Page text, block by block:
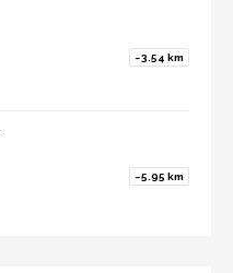
~3.54 km
~5.95 km